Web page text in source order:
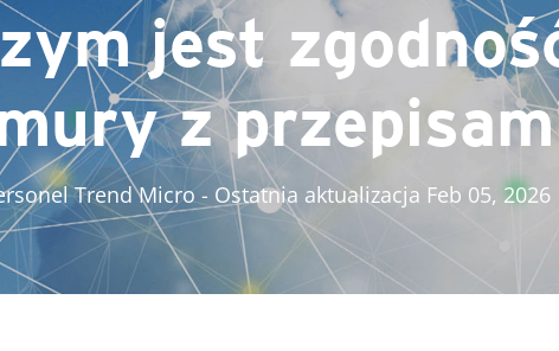
jest
z
Trend Micro - Ostatnia aktualizacja Feb 05, 2026